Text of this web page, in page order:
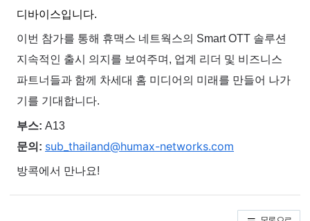
디바이스입니다.
이번 참가를 통해 휴맥스 네트웍스의 Smart OTT 솔루션
지속적인 출시 의지를 보여주며, 업계 리더 및 비즈니스
파트너들과 함께 차세대 홈 미디어의 미래를 만들어 나가
기를 기대합니다.
부스: A13
문의: sub_thailand@humax-networks.com
방콕에서 만나요!